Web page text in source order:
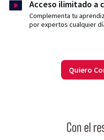
Acceso ilimitado a
Complementa tu
por expertos cualquier
Quiero